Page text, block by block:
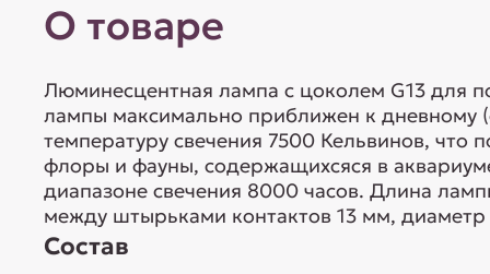
О товаре
Люминесцентная лампа с цоколем G13 для
лампы максимально приближен к дневному
температуру свечения 7500 Кельвинов, что
флоры и фауны, содержащихсяся в
диапазоне свечения 8000 часов. Длина
между штырьками контактов 13 мм,
Состав